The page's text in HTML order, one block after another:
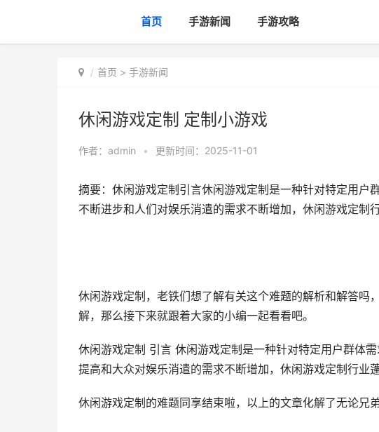
首页 手游新闻 手游攻略
首页 > 手游新闻
休闲游戏定制 定制小游戏
作者： admin • 更新时间：2025-11-01
摘要：休闲游戏定制引言休闲游戏定制是一种针对特定用户
不断进步和人们对娱乐消遣的需求不断增加，休闲游戏定制
休闲游戏定制，老铁们想了解有关这个难题的解析和解答吗
解，那么接下来就跟着大家的小编一起看看吧。
休闲游戏定制 引言 休闲游戏定制是一种针对特定用户群体
提高和大众对娱乐消遣的需求不断增加，休闲游戏定制行业
休闲游戏定制的难题同享结束啦，以上的文章化解了无论兄